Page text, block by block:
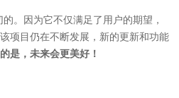
。因为它不仅满足了用户的期望，
项目仍在不断发展，新的更新和功能
是，未来会更美好！